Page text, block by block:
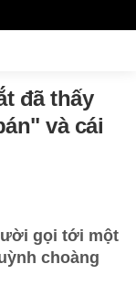
đã thấy
và cái
gọi tới một
choàng